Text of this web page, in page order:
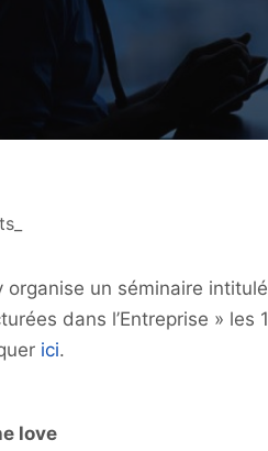
organise un séminaire
dans l’Entreprise »
ici.
love